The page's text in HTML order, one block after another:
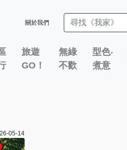
關於我們
旅遊
GO！
無綠
不歡
型色‧
煮意
05-14